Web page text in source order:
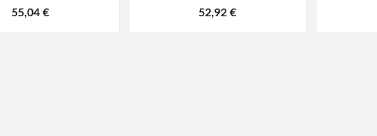
55,04 € 52,92 €